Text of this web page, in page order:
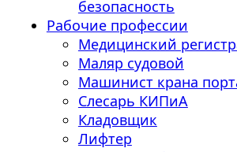
безопасность
Рабочие профессии
Медицинский
Маляр судовой
Машинист крана
Слесарь КИПиА
Кладовщик
Лифтер